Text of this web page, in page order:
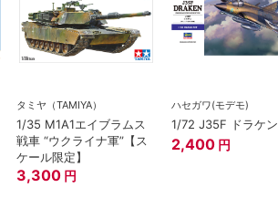
タミヤ（TAMIYA）
1/35 M1A1エイブラムス
戦車 “ウクライナ軍”【ス
ケール限定】
3,300 円
ハセガワ(モデモ)
1/72 J35F ドラケン
2,400 円